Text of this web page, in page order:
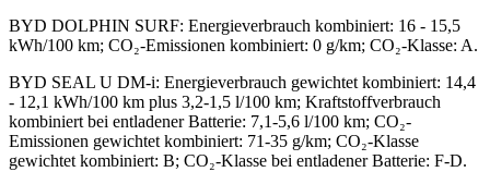
BYD DOLPHIN SURF: Energieverbrauch kombiniert: 16 - 15,5
kWh/100 km; CO₂-Emissionen kombiniert: 0 g/km; CO₂-Klasse: A.
BYD SEAL U DM-i: Energieverbrauch gewichtet kombiniert: 14,4
- 12,1 kWh/100 km plus 3,2-1,5 l/100 km; Kraftstoffverbrauch
kombiniert bei entladener Batterie: 7,1-5,6 l/100 km; CO₂-
Emissionen gewichtet kombiniert: 71-35 g/km; CO₂-Klasse
gewichtet kombiniert: B; CO₂-Klasse bei entladener Batterie: F-D.